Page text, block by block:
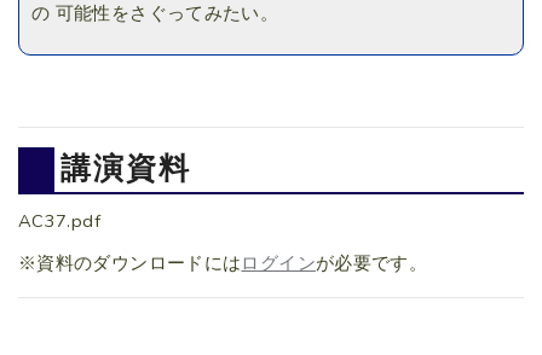
の 可能性をさぐってみたい。
講演資料
AC37.pdf
※資料のダウンロードには ログインが必要です。